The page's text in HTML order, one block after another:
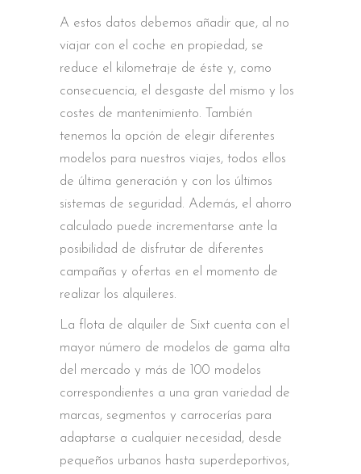
A estos datos debemos añadir que, al no
viajar con el coche en propiedad, se
reduce el kilometraje de éste y, como
consecuencia, el desgaste del mismo y los
costes de mantenimiento. También
tenemos la opción de elegir diferentes
modelos para nuestros viajes, todos ellos
de última generación y con los últimos
sistemas de seguridad. Además, el ahorro
calculado puede incrementarse ante la
posibilidad de disfrutar de diferentes
campañas y ofertas en el momento de
realizar los alquileres.
La flota de alquiler de Sixt cuenta con el
mayor número de modelos de gama alta
del mercado y más de 100 modelos
correspondientes a una gran variedad de
marcas, segmentos y carrocerías para
adaptarse a cualquier necesidad, desde
pequeños urbanos hasta superdeportivos,